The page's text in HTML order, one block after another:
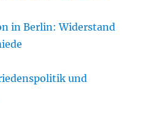
in Berlin: Widerstand
und